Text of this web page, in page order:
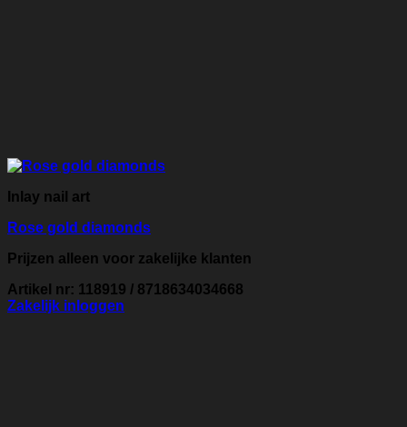
Inlay nail art
Rose gold diamonds
Prijzen alleen voor zakelijke klanten
Artikel nr: 118919 / 8718634034668
Zakelijk inloggen